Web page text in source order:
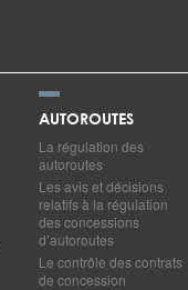
AUTOROUTES
La régulation des
autoroutes
Les avis et décisions
relatifs à la régulation
des concessions
d’autoroutes
Le contrôle des contrats
de concession